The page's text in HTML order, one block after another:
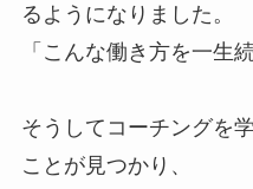
るようになりました。
「こんな働き方を一生
そうしてコーチングを
ことが見つかり、